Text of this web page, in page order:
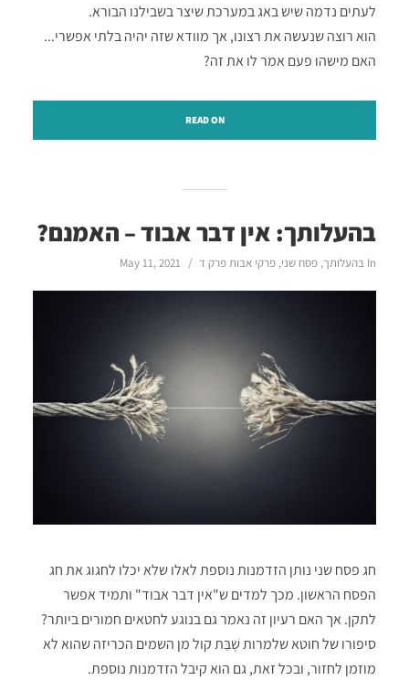
לעתים נדמה שיש באג במערכת שיצר בשבילנו הבורא.
הוא רוצה שנעשה את רצונו, אך מוודא שזה יהיה בלתי אפשרי...
האם מישהו פעם אמר לו את זה?
READ ON
בהעלותך: אין דבר אבוד – האמנם?
In בהעלותך, פסח שני, פרקי אבות פרק ד May 11, 2021
חג פסח שני נותן הזדמנות נוספת לאלו שלא יכלו לחגוג את חג
הפסח הראשון. מכך למדים ש"אין דבר אבוד" ותמיד אפשר
לתקן. אך האם רעיון זה נאמר גם בנוגע לחטאים חמורים ביותר?
סיפורו של חוטא שלמרות שֶׁבַּת קול מן השמים הכריזה שהוא לא
מוזמן לחזור, ובכל זאת, גם הוא קיבל הזדמנות נוספת.